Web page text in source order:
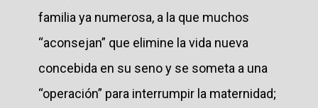
familia ya numerosa, a la que muchos
“aconsejan” que elimine la vida nueva
concebida en su seno y se someta a una
“operación” para interrumpir la maternidad;